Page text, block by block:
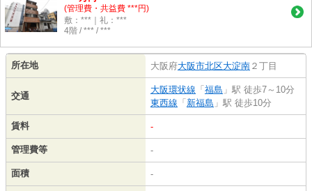
(管理費・共益費 ***円)
敷：***｜礼：***
4階 / *** / ***
所在地 大阪府大阪市北区大淀南 ２丁目
交通
大阪環状線 「 福島 」駅 徒歩7～10分
東西線 「 新福島 」駅 徒歩10分
賃料 -
管理費等 -
面積 -